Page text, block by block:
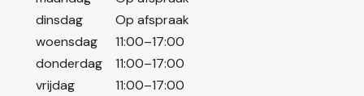
dinsdag
Op afspraak
woensdag
11:00–17:00
donderdag
11:00–17:00
vrijdag
11:00–17:00